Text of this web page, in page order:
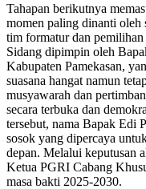
Tahapan berikutnya
momen paling dinanti oleh
tim formatur dan
Sidang dipimpin oleh
Kabupaten Pamekasan,
suasana hangat namun
musyawarah dan
secara terbuka dan
tersebut, nama Bapak Edi
sosok yang dipercaya
depan. Melalui keputusan
Ketua PGRI Cabang
masa bakti 2025-2030.